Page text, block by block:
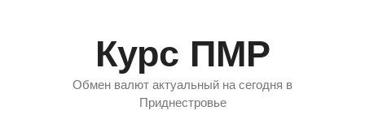
Курс ПМР
Обмен валют актуальный на сегодня в
Приднестровье